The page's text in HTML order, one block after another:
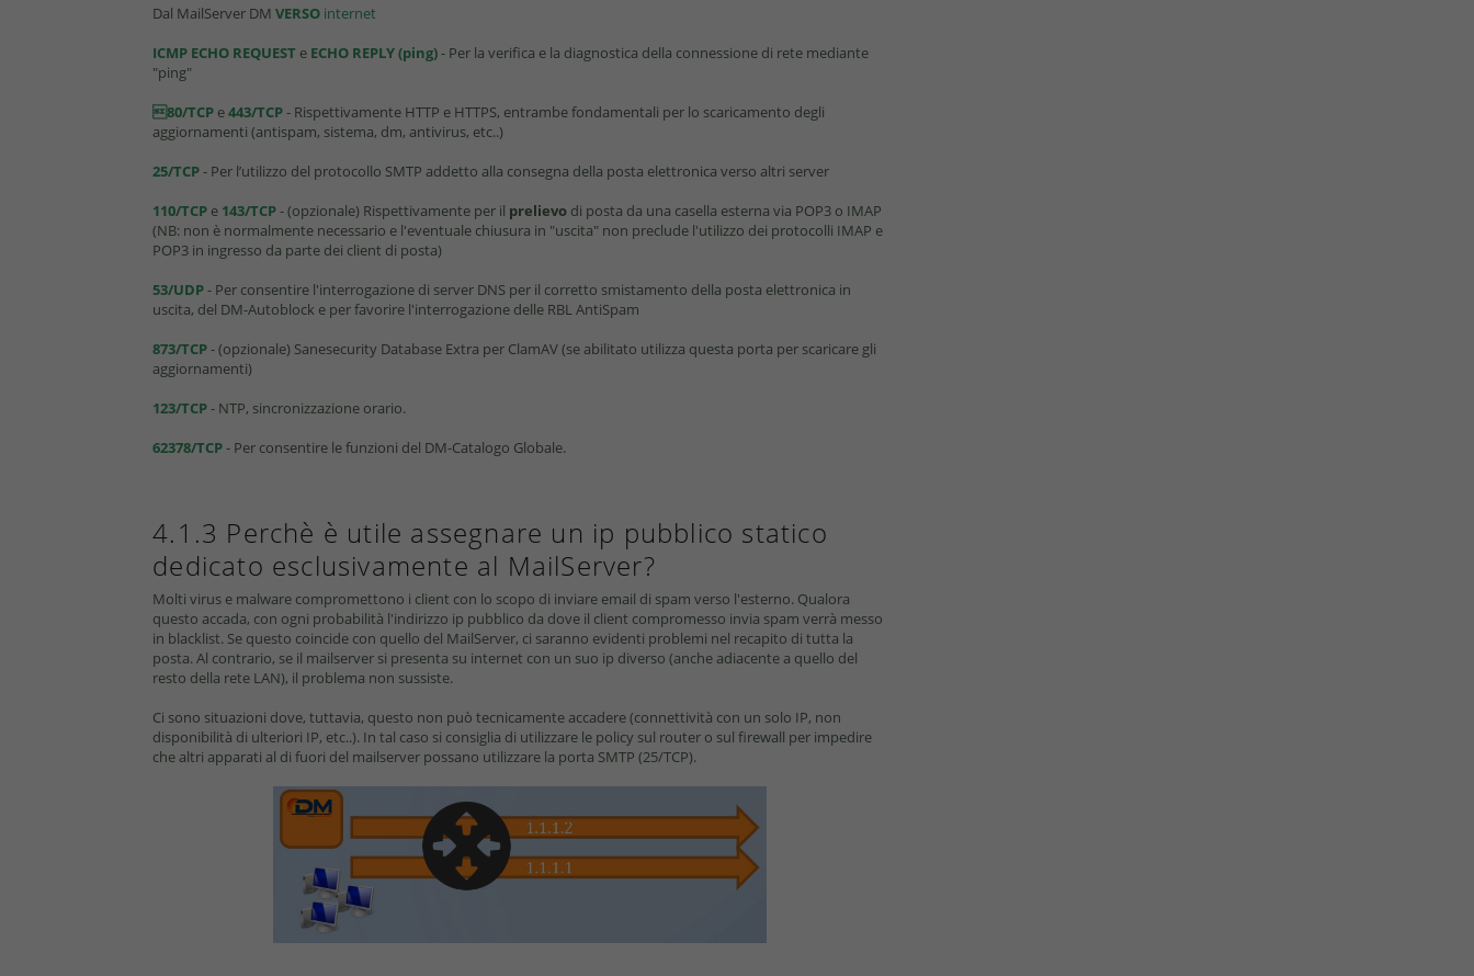
Dal MailServer DMVERSO internet
ICMP ECHO REQUEST e ECHO REPLY (ping)- Per la verifica e la diagnostica della connessione di rete mediante
"ping"
80/TCP e443/TCP- Rispettivamente HTTP e HTTPS, entrambe fondamentali per lo scaricamento degli
aggiornamenti (antispam, sistema, dm, antivirus, etc..)
25/TCP- Per l’utilizzo del protocollo SMTP addetto alla consegna della posta elettronica verso altri server
110/TCP e 143/TCP- (opzionale) Rispettivamente per il prelievo di posta da una casella esterna via POP3 o IMAP
(NB: non è normalmente necessario e l'eventuale chiusura in "uscita" non preclude l'utilizzo dei protocolli IMAP e
POP3 in ingresso da parte dei client di posta)
53/UDP- Per consentire l'interrogazione di server DNS per il corretto smistamento della posta elettronica in
uscita, del DM-Autoblock e per favorire l'interrogazione delle RBL AntiSpam
873/TCP- (opzionale) Sanesecurity Database Extra per ClamAV (se abilitato utilizza questa porta per scaricare gli
aggiornamenti)
123/TCP- NTP, sincronizzazione orario.
62378/TCP- Per consentire le funzioni del DM-Catalogo Globale.
4.1.3 Perchè è utile assegnare un ip pubblico statico
dedicato esclusivamente al MailServer?
Molti virus e malware compromettono i client con lo scopo di inviare email di spam verso l'esterno. Qualora
questo accada, con ogni probabilità l'indirizzo ip pubblico da dove il client compromesso invia spam verrà messo
in blacklist. Se questo coincide con quello del MailServer, ci saranno evidenti problemi nel recapito di tutta la
posta. Al contrario, se il mailserver si presenta su internet con un suo ip diverso (anche adiacente a quello del
resto della rete LAN), il problema non sussiste.
Ci sono situazioni dove, tuttavia, questo non può tecnicamente accadere (connettività con un solo IP, non
disponibilità di ulteriori IP, etc..). In tal caso si consiglia di utilizzare le policy sul router o sul firewall per impedire
che altri apparati al di fuori del mailserver possano utilizzare la porta SMTP (25/TCP).